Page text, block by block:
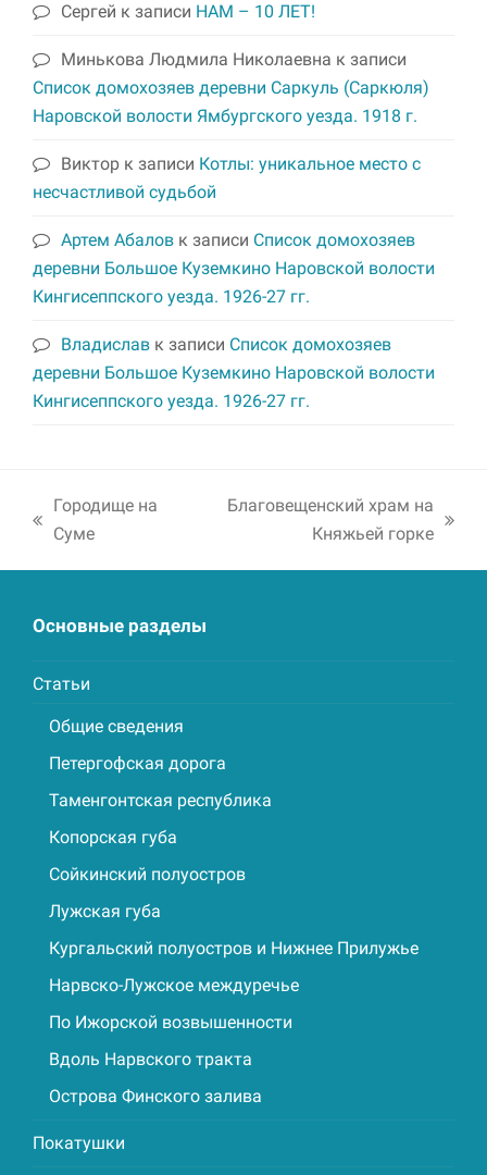
Сергей к записи НАМ – 10 ЛЕТ!
Минькова Людмила Николаевна к записи
Список домохозяев деревни Саркуль (Саркюля)
Наровской волости Ямбургского уезда. 1918 г.
Виктор к записи Котлы: уникальное место с
несчастливой судьбой
Артем Абалов к записи Список домохозяев
деревни Большое Куземкино Наровской волости
Кингисеппского уезда. 1926-27 гг.
Владислав к записи Список домохозяев
деревни Большое Куземкино Наровской волости
Кингисеппского уезда. 1926-27 гг.
previous
Городище на
Суме
Благовещенский храм на
Княжьей горке
Основные разделы
Статьи
Общие сведения
Петергофская дорога
Таменгонтская республика
Копорская губа
Сойкинский полуостров
Лужская губа
Кургальский полуостров и Нижнее Прилужье
Нарвско-Лужское междуречье
По Ижорской возвышенности
Вдоль Нарвского тракта
Острова Финского залива
Покатушки